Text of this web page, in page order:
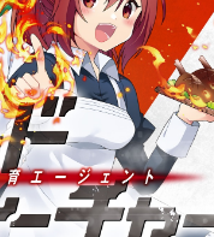
ロサージュノベルス
コミッククリエ